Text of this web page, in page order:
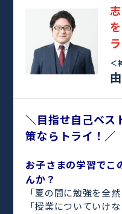
＜
＼目指せ自己ベス
策ならトライ！／
お子さまの学習でこ
んか？
「夏の間に勉強を全
「授業についていけ